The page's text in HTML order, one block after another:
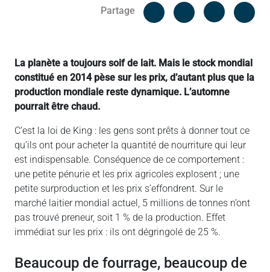
Partage
Facebook
La planète a toujours soif de lait. Mais le stock mondial
constitué en 2014 pèse sur les prix, d’autant plus que la
production mondiale reste dynamique. L’automne
pourrait être chaud.
C’est la loi de King : les gens sont prêts à donner tout ce
qu’ils ont pour acheter la quantité de nourriture qui leur
est indispensable. Conséquence de ce comportement :
une petite pénurie et les prix agricoles explosent ; une
petite surproduction et les prix s’effondrent. Sur le
marché laitier mondial actuel, 5 millions de tonnes n’ont
pas trouvé preneur, soit 1 % de la production. Effet
immédiat sur les prix : ils ont dégringolé de 25 %.
Beaucoup de fourrage, beaucoup de